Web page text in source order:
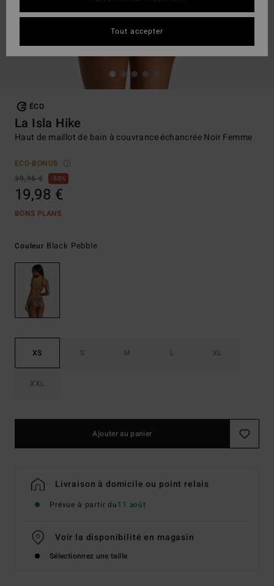
ÉCO
La Isla Hike
Haut de maillot de bain à couvrance échancrée Noir Femme
ECO-BONUS
39,95 €
50%
19,98 €
BONS PLANS
Couleur Black Pebble
XS S M L XL
XXL
Ajouter au panier
Livraison à domicile ou point relais
Prévue à partir du11 août
Voir la disponibilité en magasin
Sélectionnez une taille
Tout accepter